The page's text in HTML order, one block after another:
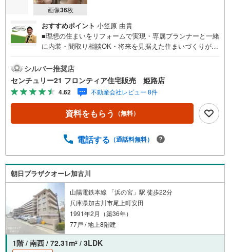
画像36枚
おすすめポイント 小笠原 由貴
■理想の住まいをリフォームで実現・専属プランナーと一緒
に内装・間取り相談OK・将来を見据えた住まいづくりが可
クトサイズ・南向きバルコニーから光が差し込む明るいLD
K■安心の暮らしをサポート・管理人日勤・オートロック完
備・宅配BOX付きで不在時も安心・駐車場空きあり（詳細
はお問い合わせください）■生活に便利な立地・イオン土山
店まで徒歩約9分・JR「土山」駅まで徒歩10分・国道2号線
すぐ横で車アクセスも良好 弊社が選ばれる理由 1.お金の扱
ポート！2.買い替えなどにも対応できる売却専門チームあ
なるように審査が可能！4.物件のお引渡し後に必要になっ
たお家のリフォームも弊社のリフォームプランナーがご提
案！5.定期的にご連絡を繋ぎ、有事の際に迅速にサポート
いたします
シルバー推奨店
センチュリー21 フロンティア住宅販売 姫路店
4.62 不動産会社レビュー 8件
資料をもらう （無料）
電話する （通話料無料）
朝日プラザクオーレ加古川
山陽電鉄本線 「浜の宮」駅 徒歩22分
兵庫県加古川市尾上町安田
1991年2月（築36年）
77戸 / 地上8階建
1階 / 南西 / 72.31m2 / 3LDK